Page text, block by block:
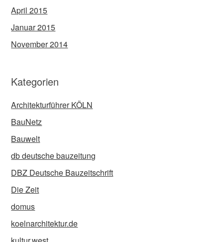
April 2015
Januar 2015
November 2014
Kategorien
Architekturführer KÖLN
BauNetz
Bauwelt
db deutsche bauzeitung
DBZ Deutsche Bauzeitschrift
Die Zeit
domus
koelnarchitektur.de